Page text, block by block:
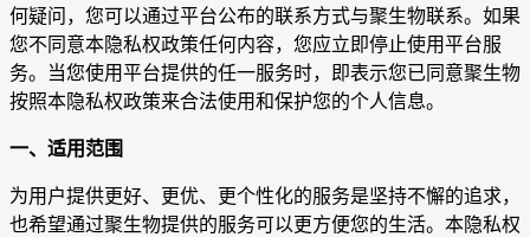
何疑问，您可以通过平台公布的联系方式与聚生物联系。如果
您不同意本隐私权政策任何内容，您应立即停止使用平台服
务。当您使用平台提供的任一服务时，即表示您已同意聚生物
按照本隐私权政策来合法使用和保护您的个人信息。
一、适用范围
为用户提供更好、更优、更个性化的服务是坚持不懈的追求，
也希望通过聚生物提供的服务可以更方便您的生活。本隐私权